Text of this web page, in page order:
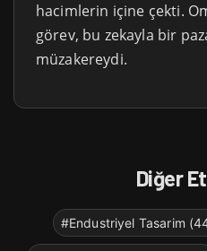
hacimlerin içine çekti.
görev, bu zekayla bir
müzakereydi.
Diğer
#Endustriyel Tasarim